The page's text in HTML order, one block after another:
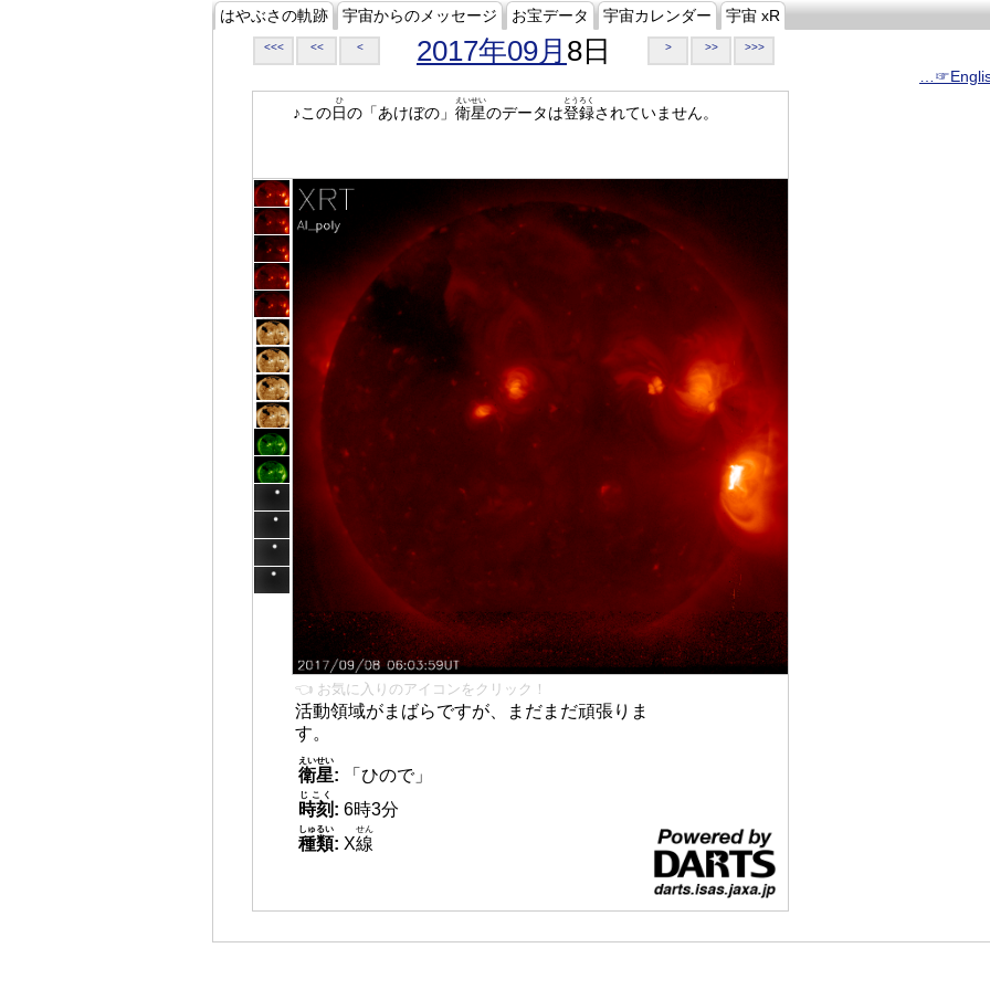
はやぶさの軌跡 宇宙からのメッセージ お宝データ 宇宙カレンダー 宇宙 xR
<<< << < 2017年09月 8日 > >> >>>
♪この日
ひ
の「あけぼの」 衛星
えいせい
のデータは登録
とうろく
されていません。
👈 お気に入りのアイコンをクリック！
活動領域がまばらですが、まだまだ頑張りま
す。
衛星
えいせい
:
「ひので」
時刻
じこく
: 6時3分
種類
しゅるい
: X線
せん